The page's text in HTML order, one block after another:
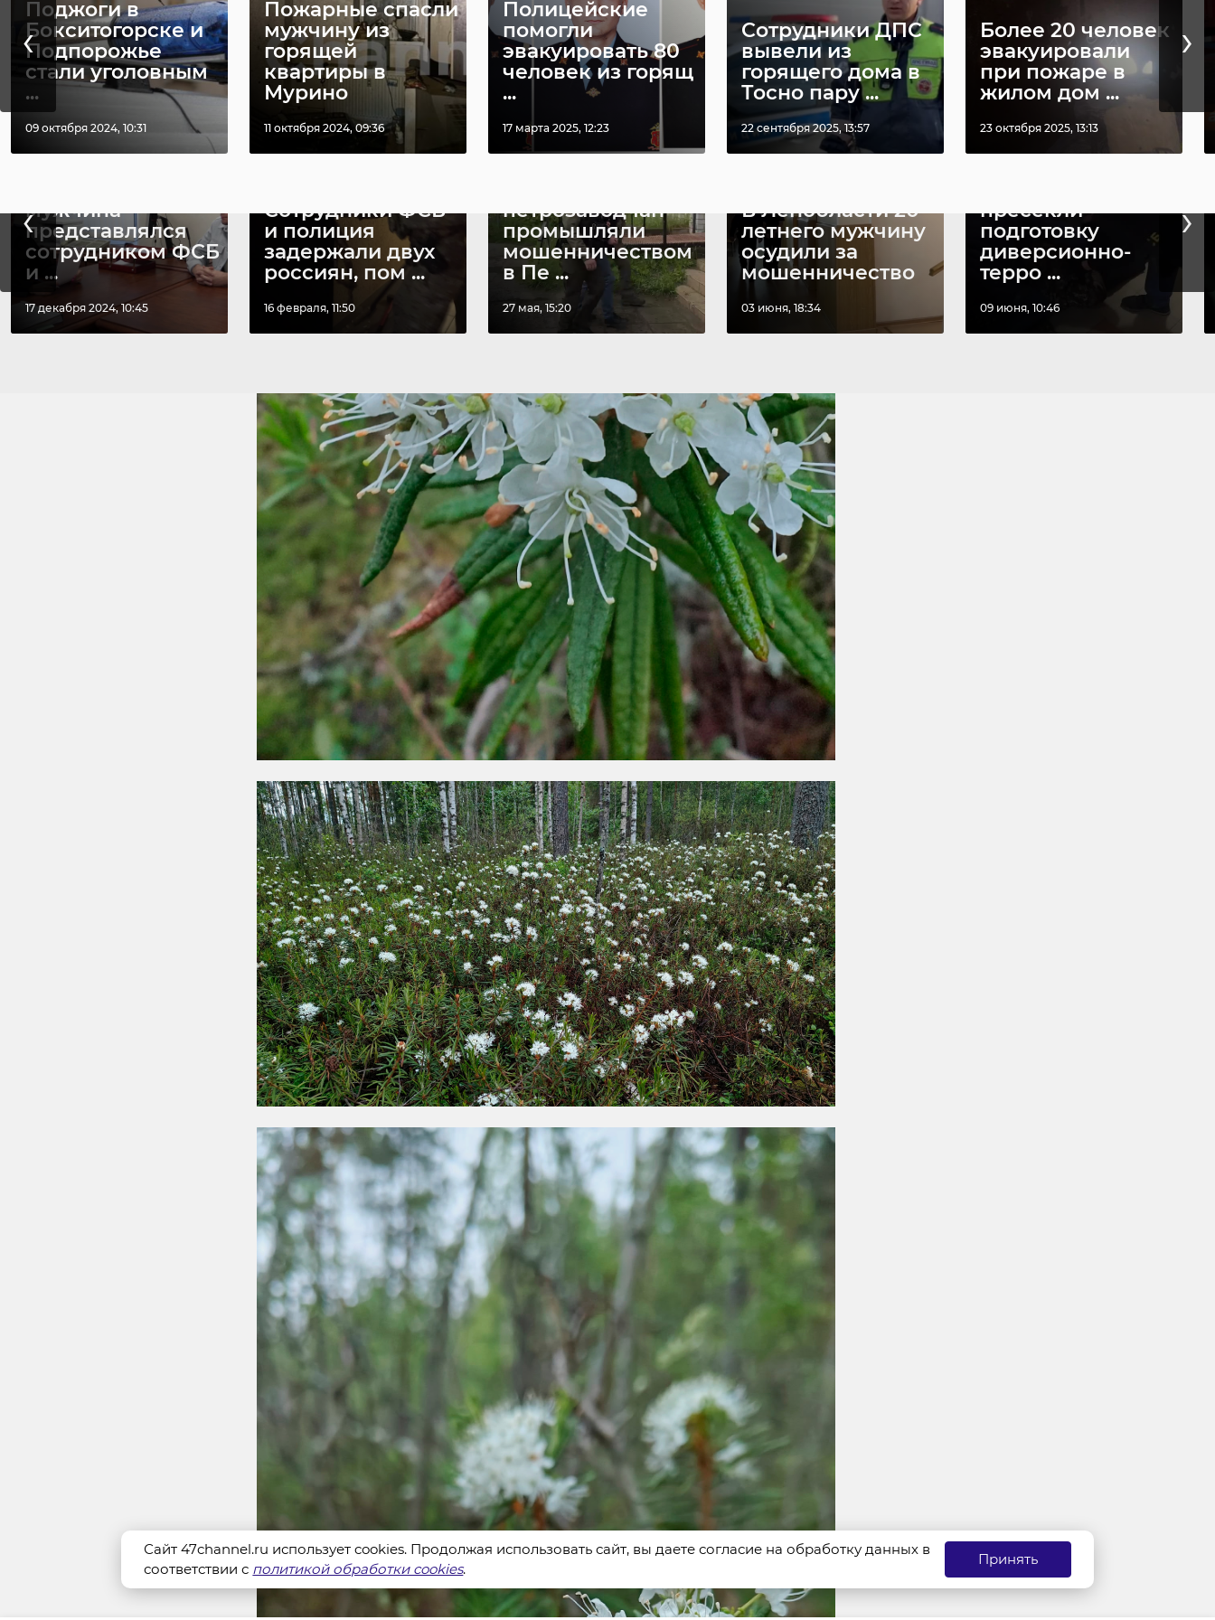
Поджоги в
Бокситогорске и
Подпорожье
стали уголовным
...
09 октября 2024, 10:31
Пожарные спасли
мужчину из
горящей
квартиры в
Мурино
11 октября 2024, 09:36
Полицейские
помогли
эвакуировать 80
человек из горящ
...
17 марта 2025, 12:23
Сотрудники ДПС
вывели из
горящего дома в
Тосно пару ...
22 сентября 2025, 13:57
Более 20 человек
эвакуировали
при пожаре в
жилом дом ...
23 октября 2025, 13:13
‹ ›
РЕКОМЕНДУЕМ
мужчина
представлялся
сотрудником ФСБ
и ...
17 декабря 2024, 10:45
Сотрудники ФСБ
и полиция
задержали двух
россиян, пом ...
16 февраля, 11:50
петрозаводчан
промышляли
мошенничеством
в Пе ...
27 мая, 15:20
В Ленобласти 20-
летнего мужчину
осудили за
мошенничество
03 июня, 18:34
пресекли
подготовку
диверсионно-
терро ...
09 июня, 10:46
‹ ›
Сайт 47channel.ru использует cookies. Продолжая использовать сайт, вы даете согласие на обработку данных в
соответствии с политикой обработки cookies.
Принять